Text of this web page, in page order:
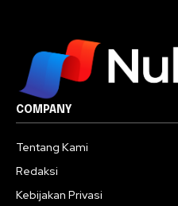
COMPANY
Tentang Kami
Redaksi
Kebijakan Privasi